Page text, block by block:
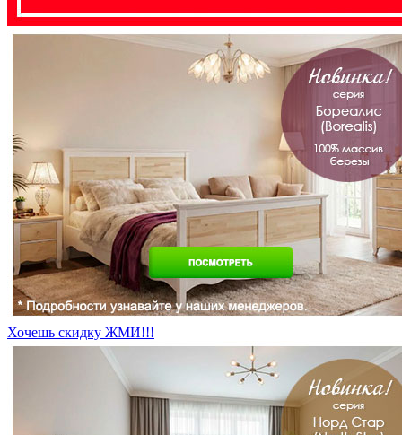
Хочешь скидку ЖМИ!!!